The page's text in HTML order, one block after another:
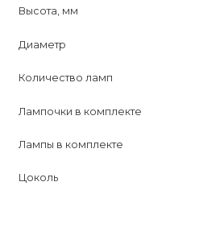
Высота, мм
Диаметр
Количество ламп
Лампочки в комплекте
Лампы в комплекте
Цоколь